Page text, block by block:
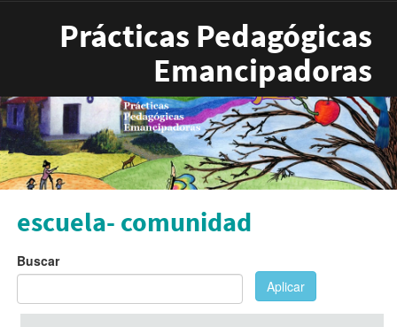
Prácticas Pedagógicas
Emancipadoras
escuela- comunidad
Buscar
Aplicar